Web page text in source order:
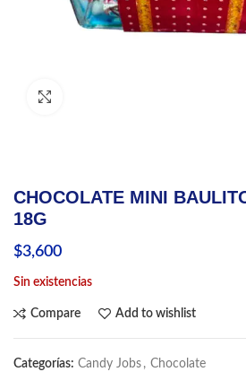
CHOCOLATE MINI
18G
$3,600
Sin existencias
Compare Add to wishlist
Categorías: Candy Jobs , Chocolate